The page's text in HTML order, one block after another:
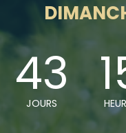
43
JOURS